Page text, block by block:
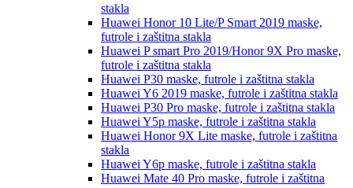
stakla
Huawei Honor 10 Lite/P Smart 2019 maske,
futrole i zaštitna stakla
Huawei P smart Pro 2019/Honor 9X Pro maske,
futrole i zaštitna stakla
Huawei P30 maske, futrole i zaštitna stakla
Huawei Y6 2019 maske, futrole i zaštitna stakla
Huawei P30 Pro maske, futrole i zaštitna stakla
Huawei Y5p maske, futrole i zaštitna stakla
Huawei Honor 9X Lite maske, futrole i zaštitna
stakla
Huawei Y6p maske, futrole i zaštitna stakla
Huawei Mate 40 Pro maske, futrole i zaštitna